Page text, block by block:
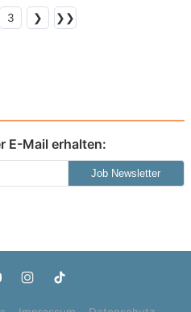
3 ❯ ❯❯
E-Mail erhalten:
Job Newsletter